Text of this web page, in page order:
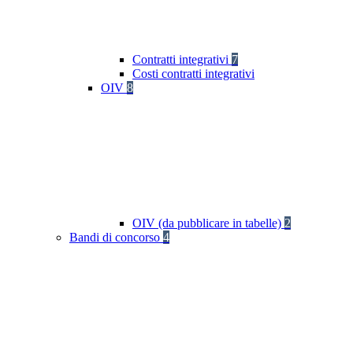
Contratti integrativi 7
Costi contratti integrativi
OIV 8
OIV (da pubblicare in tabelle) 2
Bandi di concorso 4